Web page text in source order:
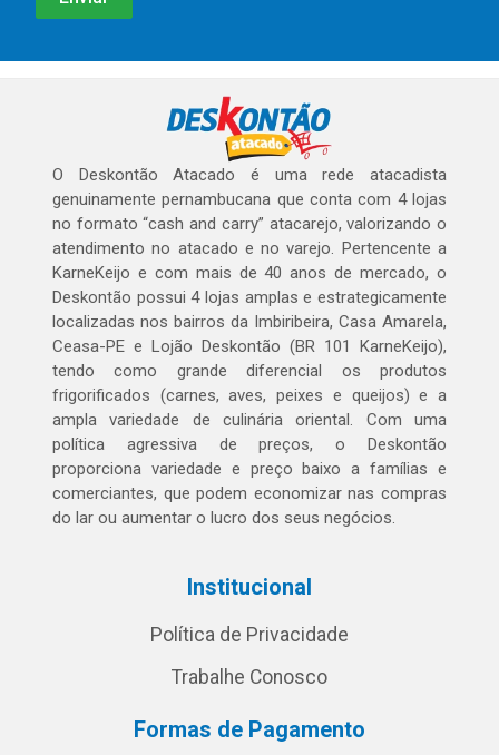
O Deskontão Atacado é uma rede atacadista
genuinamente pernambucana que conta com 4 lojas
no formato “cash and carry” atacarejo, valorizando o
atendimento no atacado e no varejo. Pertencente a
KarneKeijo e com mais de 40 anos de mercado, o
Deskontão possui 4 lojas amplas e estrategicamente
localizadas nos bairros da Imbiribeira, Casa Amarela,
Ceasa-PE e Lojão Deskontão (BR 101 KarneKeijo),
tendo como grande diferencial os produtos
frigorificados (carnes, aves, peixes e queijos) e a
ampla variedade de culinária oriental. Com uma
política agressiva de preços, o Deskontão
proporciona variedade e preço baixo a famílias e
comerciantes, que podem economizar nas compras
do lar ou aumentar o lucro dos seus negócios.
Institucional
Política de Privacidade
Trabalhe Conosco
Formas de Pagamento